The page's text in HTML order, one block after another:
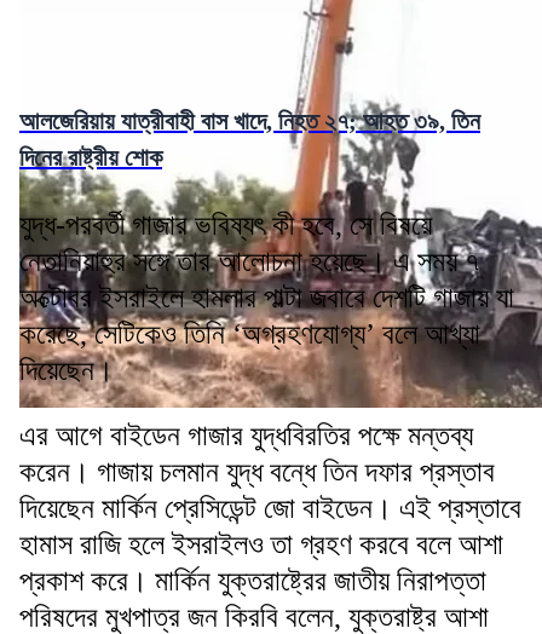
আলজেরিয়ায় যাত্রীবাহী বাস খাদে, নিহত ২৭; আহত ৩৯, তিন
দিনের রাষ্ট্রীয় শোক
যুদ্ধ-পরবর্তী গাজার ভবিষ্যৎ কী হবে, সে বিষয়ে
নেতানিয়াহুর সঙ্গে তার আলোচনা হয়েছে। এ সময় ৭
অক্টোবর ইসরাইলে হামলার পাল্টা জবাবে দেশটি গাজায় যা
করেছে, সেটিকেও তিনি ‘অগ্রহণযোগ্য’ বলে আখ্যা
দিয়েছেন।
এর আগে বাইডেন গাজার যুদ্ধবিরতির পক্ষে মন্তব্য
করেন। গাজায় চলমান যুদ্ধ বন্ধে তিন দফার প্রস্তাব
দিয়েছেন মার্কিন প্রেসিডেন্ট জো বাইডেন। এই প্রস্তাবে
হামাস রাজি হলে ইসরাইলও তা গ্রহণ করবে বলে আশা
প্রকাশ করে। মার্কিন যুক্তরাষ্ট্রের জাতীয় নিরাপত্তা
পরিষদের মুখপাত্র জন কিরবি বলেন, যুক্তরাষ্ট্র আশা